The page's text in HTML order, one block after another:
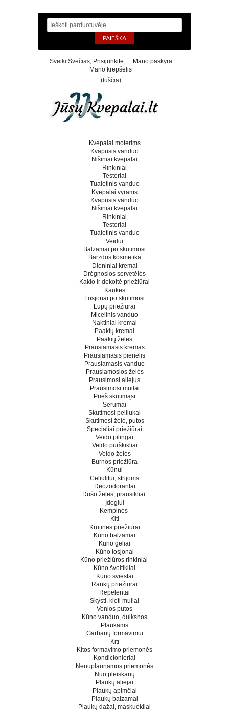
Sveiki Svečias, Prisijunkite
Mano paskyra
Mano krepšelis
(tuščia)
Kvepalai moterims
Kvapusis vanduo
Nišiniai kvepalai
Rinkiniai
Testeriai
Tualetinis vanduo
Kvepalai vyrams
Kvapusis vanduo
Nišiniai kvepalai
Rinkiniai
Testeriai
Tualetinis vanduo
Veidui
Balzamai po skutimosi
Barzdos kosmetika
Dieniniai kremai
Drėgnosios servetėlės
Kaklo ir dekoltė priežiūrai
Kaukės
Losjonai po skutimosi
Lūpų priežiūrai
Micelinis vanduo
Naktiniai kremai
Paakių kremai
Paakių želės
Prausiamasis kremas
Prausiamasis pienelis
Prausiamasis vanduo
Prausiamosios želės
Prausimosi aliejus
Prausimosi muilai
Prieš skutimąsi
Serumai
Skutimosi peiliukai
Skutimosi želė, putos
Specialiai priežiūrai
Veido pilingai
Veido purškikliai
Veido želės
Burnos priežiūra
Kūnui
Celiulitui, strijoms
Deozodorantai
Dušo želės, prausikliai
Įdegiui
Kempinės
Kiti
Krūtinės priežiūrai
Kūno balzamai
Kūno geliai
Kūno losjonai
Kūno priežiūros rinkiniai
Kūno šveitikliai
Kūno sviestai
Rankų priežiūrai
Repelentai
Skysti, kieti muilai
Vonios putos
Kūno vanduo, dulksnos
Plaukams
Garbanų formavimui
Kiti
Kitos formavimo priemonės
Kondicionieriai
Nenuplaunamos priemonės
Nuo pleiskanų
Plaukų aliejai
Plaukų apimčiai
Plaukų balzamai
Plaukų dažai, maskuokliai